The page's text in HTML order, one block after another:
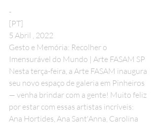
-
[PT]
5 Abril , 2022
Gesto e Memória: Recolher o
Imensurável do Mundo | Arte FASAM SP
Nesta terça-feira, a Arte FASAM inaugura
seu novo espaço de galeria em Pinheiros
— venha brindar com a gente! Muito feliz
por estar com essas artistas incríveis:
Ana Hortides, Ana Sant'Anna, Carolina